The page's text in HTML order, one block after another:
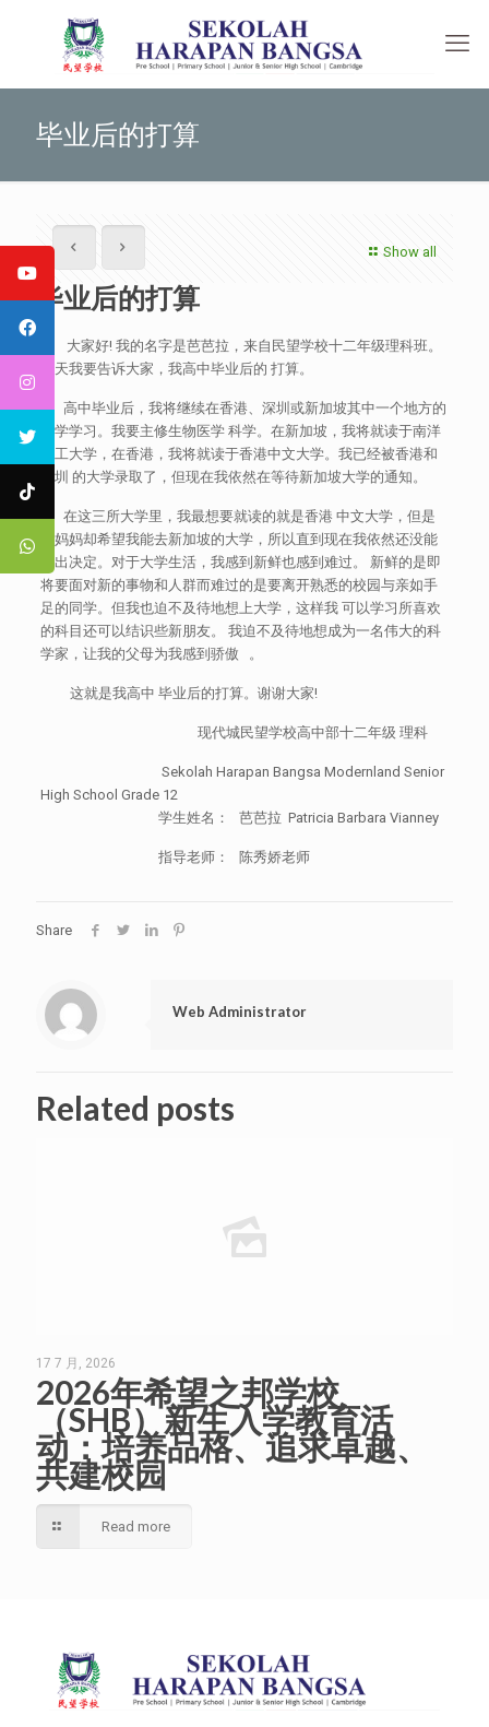
毕业后的打算
Show all
毕业后的打算
大家好! 我的名字是芭芭拉，来自民望学校十二年级理科班。
今天我要告诉大家，我高中毕业后的 打算。
高中毕业后，我将继续在香港、深圳或新加坡其中一个地方的
大学学习。我要主修生物医学 科学。在新加坡，我将就读于南洋
理工大学，在香港，我将就读于香港中文大学。我已经被香港和
深圳 的大学录取了，但现在我依然在等待新加坡大学的通知。
在这三所大学里，我最想要就读的就是香港 中文大学，但是
我妈妈却希望我能去新加坡的大学，所以直到现在我依然还没能
做出决定。对于大学生活，我感到新鲜也感到难过。 新鲜的是即
将要面对新的事物和人群而难过的是要离开熟悉的校园与亲如手
足的同学。但我也迫不及待地想上大学，这样我 可以学习所喜欢
的科目还可以结识些新朋友。 我迫不及待地想成为一名伟大的科
学家，让我的父母为我感到骄傲 。
这就是我高中 毕业后的打算。谢谢大家!
现代城民望学校高中部十二年级 理科
Sekolah Harapan Bangsa Modernland Senior
High School Grade 12
学生姓名： 芭芭拉 Patricia Barbara Vianney
指导老师： 陈秀娇老师
Share
Web Administrator
Related posts
17 7 月, 2026
2026年希望之邦学校
（SHB）新生入学教育活
动：培养品格、追求卓越、
共建校园
Read more